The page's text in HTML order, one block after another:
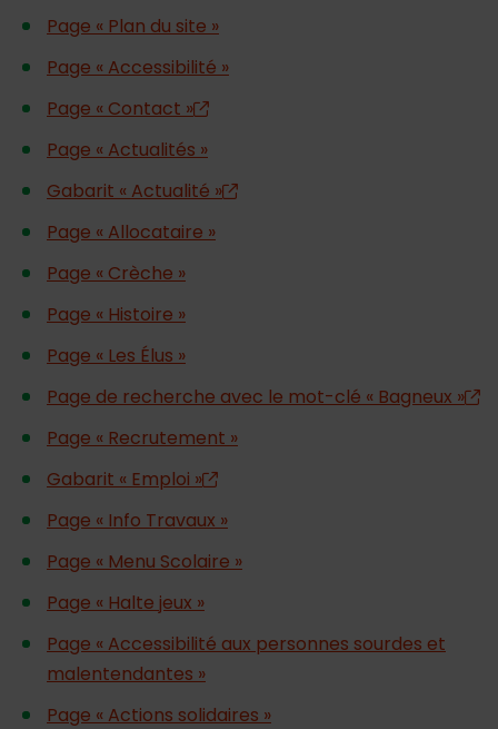
Page « Plan du site »
Page « Accessibilité »
Page « Contact »
Page « Actualités »
Gabarit « Actualité »
Page « Allocataire »
Page « Crèche »
Page « Histoire »
Page « Les Élus »
Page de recherche avec le mot-clé « Bagneux »
Page « Recrutement »
Gabarit « Emploi »
Page « Info Travaux »
Page « Menu Scolaire »
Page « Halte jeux »
Page « Accessibilité aux personnes sourdes et
malentendantes »
Page « Actions solidaires »